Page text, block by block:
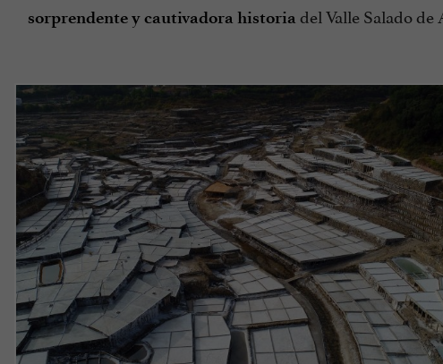
sorprendente y cautivadora historia del Valle Salado de